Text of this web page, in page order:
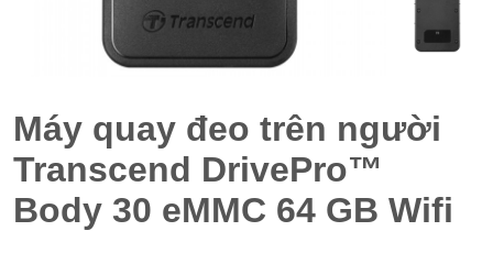
Máy quay đeo trên người
Transcend DrivePro™
Body 30 eMMC 64 GB Wifi